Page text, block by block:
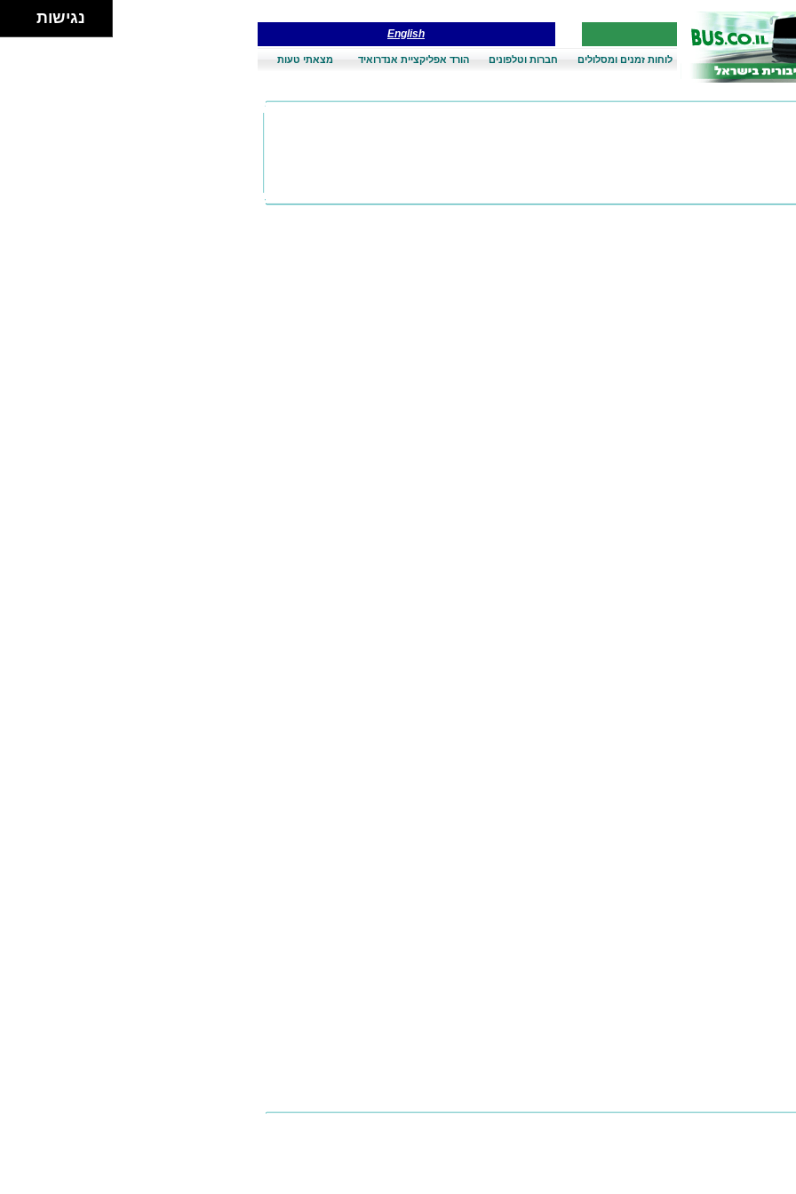
English
לוחות זמנים ומסלולים חברות וטלפונים הורד אפליקציית אנדרואיד מצאתי טעות
נגישות